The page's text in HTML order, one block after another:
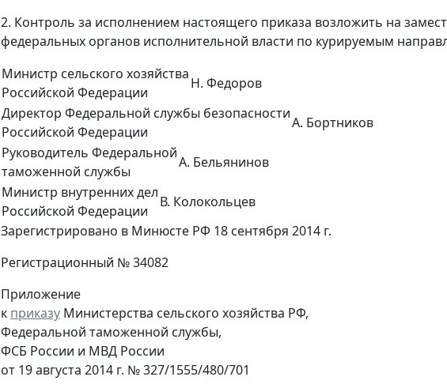
2. Контроль за исполнением настоящего приказа возложить на
федеральных органов исполнительной власти по курируемым
Министр сельского хозяйства
Российской Федерации
Н. Федоров
Директор Федеральной службы безопасности
Российской Федерации
А. Бортников
Руководитель Федеральной
таможенной службы
А. Бельянинов
Министр внутренних дел
Российской Федерации
В. Колокольцев
Зарегистрировано в Минюсте РФ 18 сентября 2014 г.
Регистрационный № 34082
Приложение
к приказу Министерства сельского хозяйства РФ,
Федеральной таможенной службы,
ФСБ России и МВД России
от 19 августа 2014 г. № 327/1555/480/701